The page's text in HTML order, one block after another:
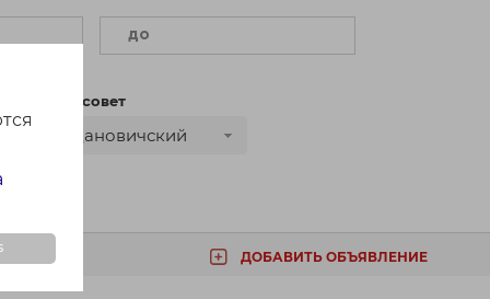
Сельсовет
Ждановичский
ДОБАВИТЬ ОБЪЯВЛЕНИЕ